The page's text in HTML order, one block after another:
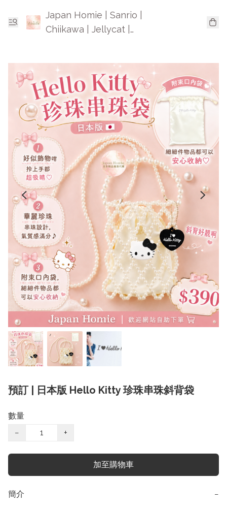
Japan Homie | Sanrio |
Chiikawa | Jellycat |
預訂 | 日本版 Hello Kitty 珍珠串珠斜背袋
數量
−
+
加至購物車
簡介 −